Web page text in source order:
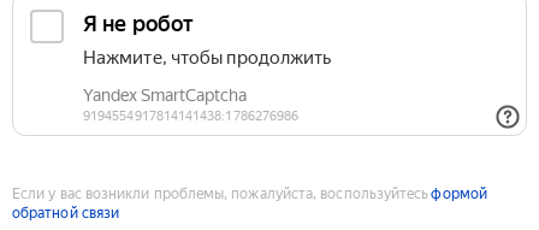
Если у вас возникли проблемы, пожалуйста, воспользуйтесьформой
обратной связи